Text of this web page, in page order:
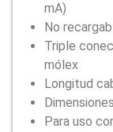
mA)
No
Triple
mólex
Longitud
Para uso